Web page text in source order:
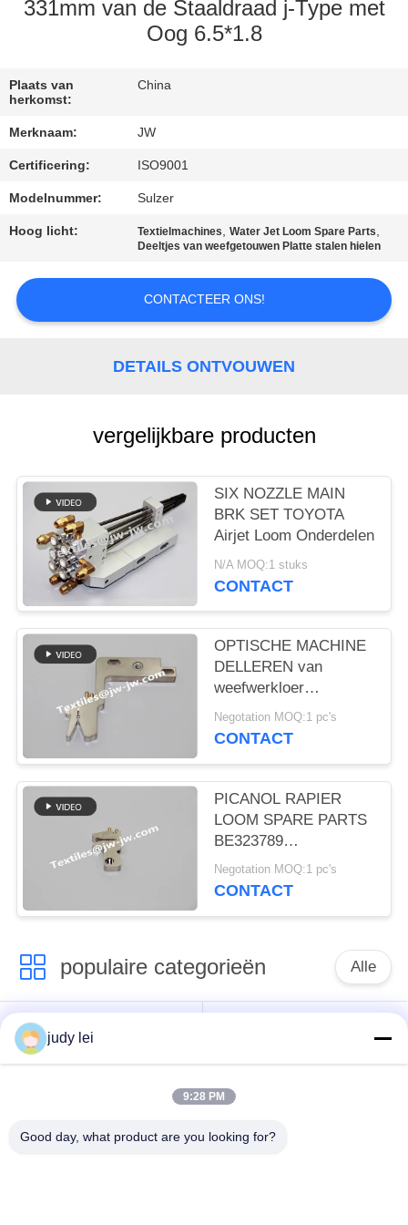
NIEUWS
EEN
OFFERTE
AAN
SITEMAP
331mm van de Staaldraad j-Type met
Oog 6.5*1.8
Plaats van
herkomst:
China
Merknaam: JW
Certificering: ISO9001
Modelnummer: Sulzer
Hoog licht: Textielmachines,Water Jet Loom Spare Parts,
Deeltjes van weefgetouwen Platte stalen hielen
CONTACTEER ONS!
DETAILS ONTVOUWEN
vergelijkbare producten
SIX NOZZLE MAIN
BRK SET TOYOTA
Airjet Loom Onderdelen
N/A MOQ:1 stuks
CONTACT
OPTISCHE MACHINE
DELLEREN van
weefwerkloer
reserveonderdelen
METTELING
INSTALLATIE van
weefwerkloer
reserveonderdelen
Negotation MOQ:1 pc's
CONTACT
PICANOL RAPIER
LOOM SPARE PARTS
BE323789
MONTAGEMENT
Inbouw van banden
Negotation MOQ:1 pc's
CONTACT
populaire categorieën Alle
wevend
weefgetouwvervangstukken
rapierweefgetouw
het Airjetweefgetouw
judy lei
9:28 PM
Good day, what product are you looking for?